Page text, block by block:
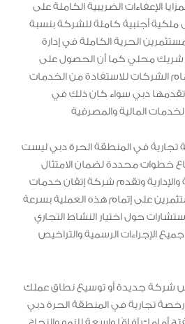
الإعفاءات الضريبية الكاملة على
ملكية أجنبية كاملة للشركة بنسبة
الحرية الكاملة في إدارة
شريك محلي كما أن الحصول على
الشركات للاستفادة من الخدمات
تقدمها دبي سواء كان ذلك في
المالية والمصرفية
في المنطقة الحرة دبي ليست
خطوات محددة لضمان الامتثال
والإدارية وتقدم شركة إتقان خدمات
على إتمام هذه العملية بسرعة
حول اختيار النشاط التجاري
الإجراءات الرسمية والتراخيص
شركة جديدة أو توسيع نطاق عملك
تجارية في المنطقة الحرة دبي